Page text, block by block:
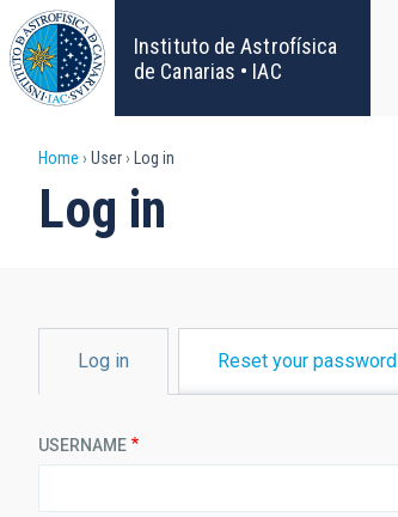
Skip
to
main
content
Instituto de Astrofísica
de Canarias • IAC
Breadcrumb
Home User Log in
Log in
TABSLog in Reset your password
USERNAME